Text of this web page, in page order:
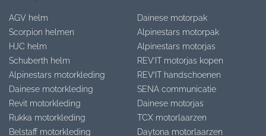
AGV helm
Scorpion helmen
HJC helm
Schuberth helm
Alpinestars motorkleding
Dainese motorkleding
Revit motorkleding
Rukka motorkleding
Belstaff motorkleding
Dainese motorpak
Alpinestars motorpak
Alpinestars motorjas
REV’IT motorjas kopen
REV’IT handschoenen
SENA communicatie
Dainese motorjas
TCX motorlaarzen
Daytona motorlaarzen